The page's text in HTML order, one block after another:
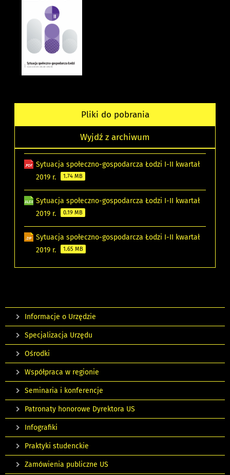
Pliki do pobrania
Wyjdź z archiwum
Sytuacja społeczno-gospodarcza Łodzi I-II kwartał
2019 r.
1.74 MB
Sytuacja społeczno-gospodarcza Łodzi I-II kwartał
2019 r.
0.19 MB
Sytuacja społeczno-gospodarcza Łodzi I-II kwartał
2019 r.
1.65 MB
Informacje o Urzędzie
Specjalizacja Urzędu
Ośrodki
Współpraca w regionie
Seminaria i konferencje
Patronaty honorowe Dyrektora US
Infografiki
Praktyki studenckie
Zamówienia publiczne US